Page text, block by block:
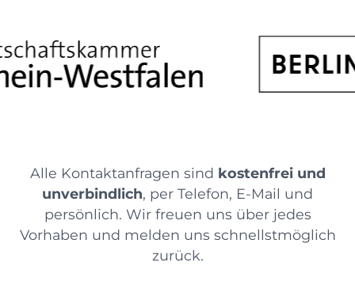
Alle Kontaktanfragen sind kostenfrei und
unverbindlich, per Telefon, E-Mail und
persönlich. Wir freuen uns über jedes
Vorhaben und melden uns schnellstmöglich
zurück.